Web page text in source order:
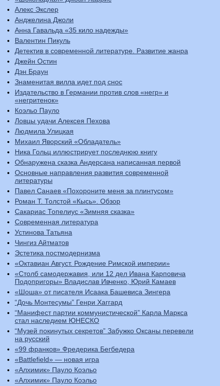
Алекс Экслер
Анджелина Джоли
Анна Гавальда «35 кило надежды»
Валентин Пикуль
Детектив в современной литературе. Развитие жанра
Джейн Остин
Дэн Браун
Знаменитая вилла идет под снос
Издательство в Германии против слов «негр» и
«негритенок»
Коэльо Пауло
Ловцы удачи Алексея Пехова
Людмила Улицкая
Михаил Яворский «Обладатель»
Ника Гольц иллюстрирует последнюю книгу
Обнаружена сказка Андерсана написанная первой
Основные направления развития современной
литературы
Павел Санаев «Похороните меня за плинтусом»
Роман Т. Толстой «Кысь». Обзор
Сакариас Топелиус «Зимняя сказка»
Современная литература
Устинова Татьяна
Чингиз Айтматов
Эстетика постмодернизма
«Октавиан Август. Рождение Римской империи»
«Столб самодержавия, или 12 дел Ивана Карповича
Подопригоры» Владислав Ивченко, Юрий Камаев
«Шоша» от писателя Исаака Башевиса Зингера
“Дочь Монтесумы” Генри Хаггард
“Манифест партии коммунистической” Карла Маркса
стал наследием ЮНЕСКО
“Музей покинутых секретов” Забужко Оксаны перевели
на русский
«99 франков» Фредерика Бегбедера
«Battlefield» — новая игра
«Алхимик» Пауло Коэльо
«Алхимик» Пауло Коэльо